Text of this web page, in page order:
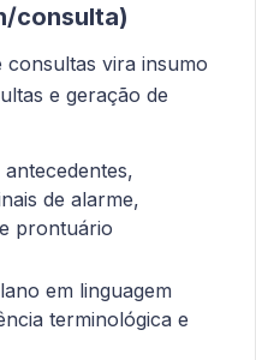
consulta)
vira insumo
e geração de
de alarme,
prontuário
em linguagem
terminológica e